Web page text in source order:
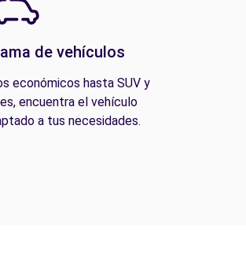
de vehículos
económicos hasta SUV y
encuentra el vehículo
a tus necesidades.